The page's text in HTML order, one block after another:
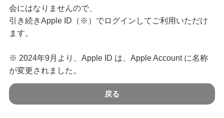
会にはなりませんので、
引き続きApple ID（※）でログインしてご利用いただけ
ます。
※ 2024年9月より、Apple ID は、Apple Account に名称
が変更されました。
戻る